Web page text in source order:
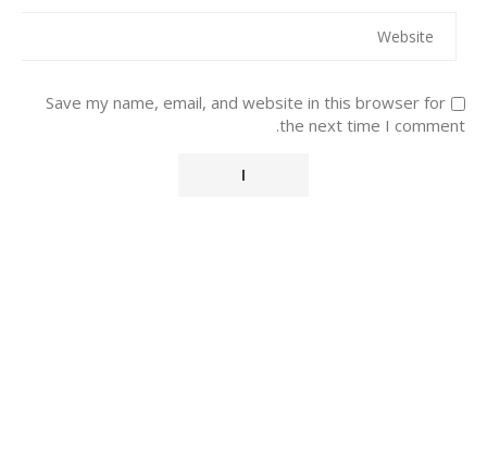
Save my name, email, and website in this browser for
the next time I comment.